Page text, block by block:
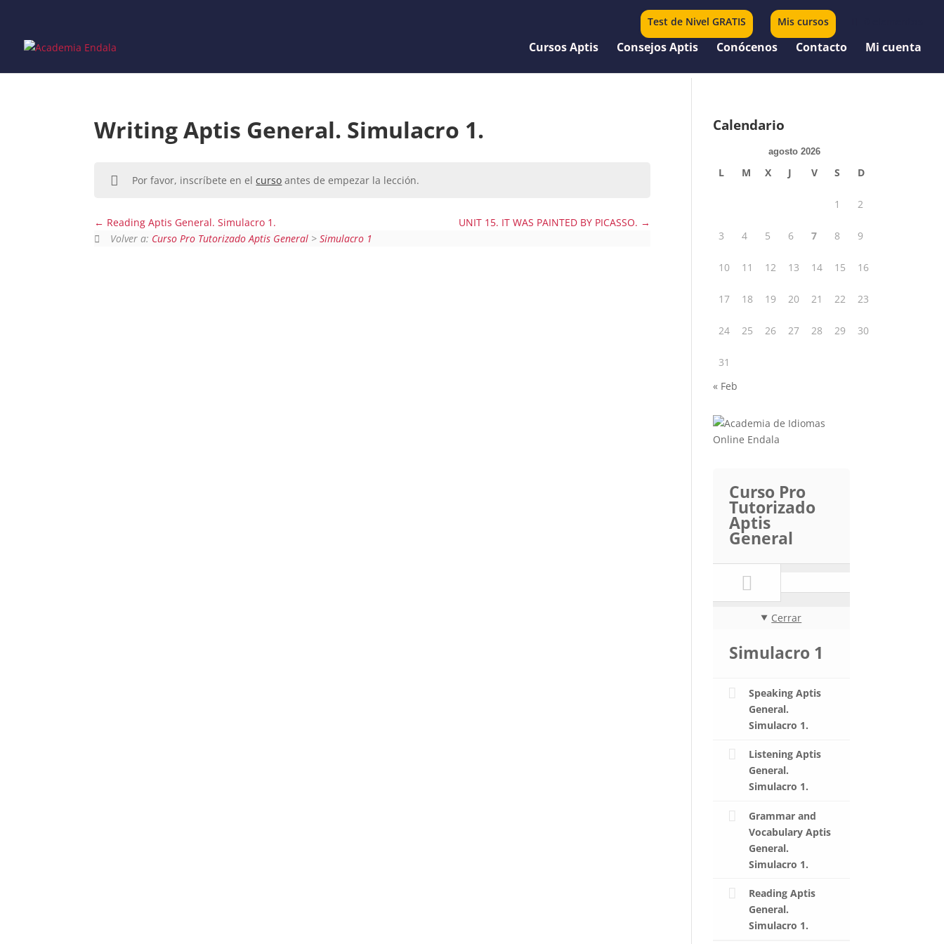
Test de Nivel GRATIS Mis cursos
Cursos Aptis Consejos Aptis Conócenos Contacto Mi cuenta
Writing Aptis General. Simulacro 1.
Por favor, inscríbete en elcurso antes de empezar la lección.
Reading Aptis General. Simulacro 1.
UNIT 15. IT WAS PAINTED BY PICASSO.
Volver a: Curso Pro Tutorizado Aptis General >Simulacro 1
Calendario
agosto 2026
L M X J V S D
1 2
3 4 5 6 7 8 9
10 11 12 13 14 15 16
17 18 19 20 21 22 23
24 25 26 27 28 29 30
31
« Feb
Curso Pro
Tutorizado
Aptis
General
Cerrar
Simulacro 1
Speaking Aptis
General.
Simulacro 1.
Listening Aptis
General.
Simulacro 1.
Grammar and
Vocabulary Aptis
General.
Simulacro 1.
Reading Aptis
General.
Simulacro 1.